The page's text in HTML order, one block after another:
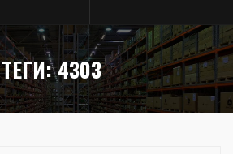
ТЕГИ: 4303